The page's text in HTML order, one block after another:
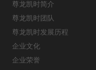
尊龙凯时简介
尊龙凯时团队
尊龙凯时发展历程
企业文化
企业荣誉